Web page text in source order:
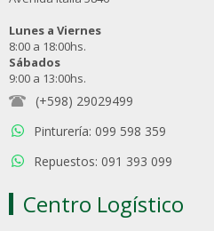
Lunes a Viernes
8:00 a 18:00hs.
Sábados
9:00 a 13:00hs.
(+598) 29029499
Pinturería: 099 598 359
Repuestos: 091 393 099
Centro Logístico